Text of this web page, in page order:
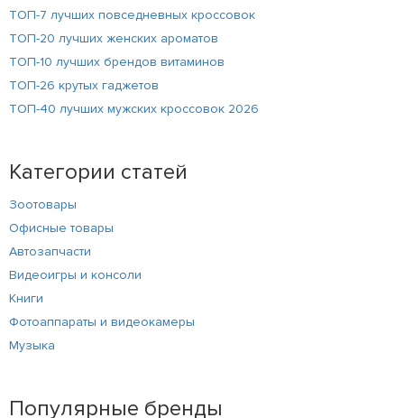
ТОП-7 лучших повседневных кроссовок
ТОП-20 лучших женских ароматов
ТОП-10 лучших брендов витаминов
ТОП-26 крутых гаджетов
ТОП-40 лучших мужских кроссовок 2026
Категории статей
Зоотовары
Офисные товары
Автозапчасти
Видеоигры и консоли
Книги
Фотоаппараты и видеокамеры
Музыка
Популярные бренды